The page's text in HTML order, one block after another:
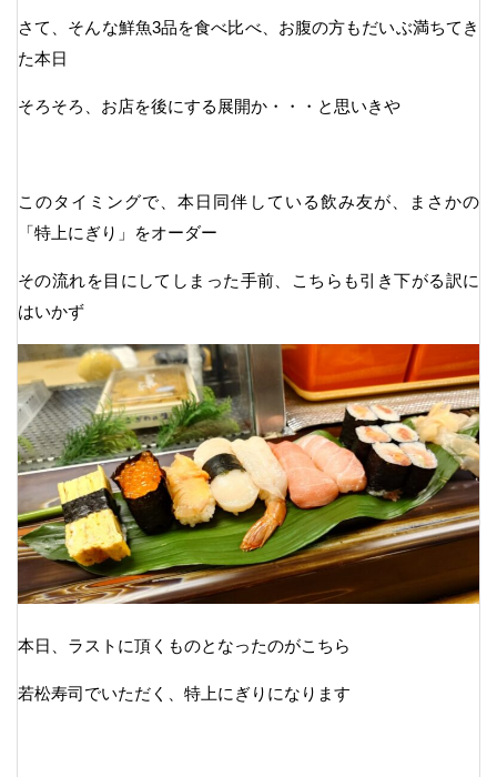
さて、そんな鮮魚3品を食べ比べ、お腹の方もだいぶ満ちてき
た本日
そろそろ、お店を後にする展開か・・・と思いきや
このタイミングで、本日同伴している飲み友が、まさかの
「特上にぎり」をオーダー
その流れを目にしてしまった手前、こちらも引き下がる訳に
はいかず
本日、ラストに頂くものとなったのがこちら
若松寿司でいただく、特上にぎりになります